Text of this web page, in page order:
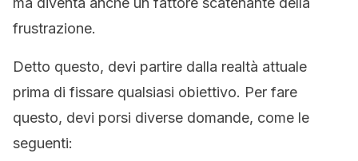
frustrazione.
Detto questo, devi partire dalla realtà attuale
prima di fissare qualsiasi obiettivo. Per fare
questo, devi porsi diverse domande, come le
seguenti: